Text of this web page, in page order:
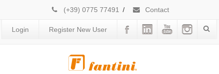
(+39) 0775 77491 / Contact
Login Register New User